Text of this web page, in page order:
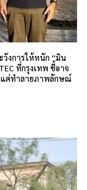
วังการให้หนัก “มิน
ที่กรุงเทพ ชี้อาจ
ต่ทำลายภาพลักษณ์